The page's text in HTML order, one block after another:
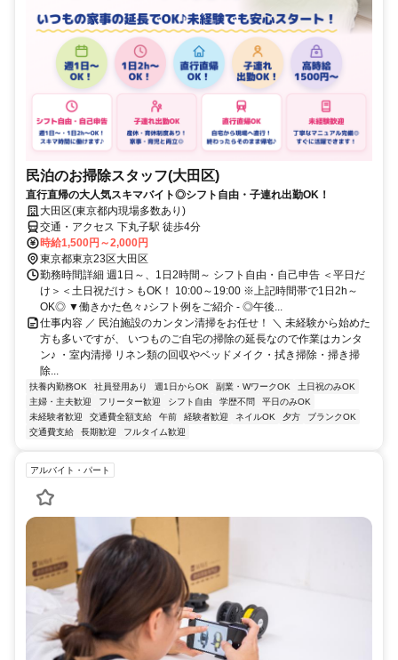
民泊のお掃除スタッフ(大田区)
直行直帰の大人気スキマバイト◎シフト自由・子連れ出勤OK！
大田区(東京都内現場多数あり)
交通・アクセス 下丸子駅 徒歩4分
時給1,500円～2,000円
東京都東京23区大田区
勤務時間詳細 週1日～、1日2時間～ シフト自由・自己申告 ＜平日だ
け＞＜土日祝だけ＞もOK！ 10:00～19:00 ※上記時間帯で1日2h～
OK◎ ▼働きかた色々♪シフト例をご紹介 - ◎午後...
仕事内容 ／ 民泊施設のカンタン清掃をお任せ！ ＼ 未経験から始めた
方も多いですが、 いつものご自宅の掃除の延長なので作業はカンタ
ン♪ ・室内清掃 リネン類の回収やベッドメイク・拭き掃除・掃き掃
除...
扶養内勤務OK 社員登用あり 週1日からOK 副業・WワークOK
土日祝のみOK
主婦・主夫歓迎
フリーター歓迎 シフト自由 学歴不問
平日のみOK
未経験者歓迎
交通費全額支給 午前 経験者歓迎 ネイルOK 夕方
ブランクOK
交通費支給
長期歓迎 フルタイム歓迎
アルバイト・パート